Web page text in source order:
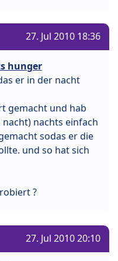
27. Jul 2010 18:36
hunger
er in der nacht
gemacht und hab
nachts einfach
sodas er die
und so hat sich
?
27. Jul 2010 20:10